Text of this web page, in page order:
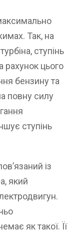
Так, на
ступінь
рахунок цього
бензину та
повну силу
ступінь
із
який
як такої. Її